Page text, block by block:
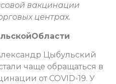
вакцинации
центрах.
Цыбульский
чаще обращаться в
от COVID-19. У